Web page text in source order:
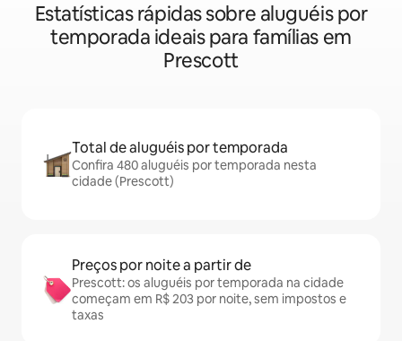
Estatísticas rápidas sobre aluguéis por
temporada ideais para famílias em
Prescott
Total de aluguéis por temporada
Confira 480 aluguéis por temporada nesta
cidade (Prescott)
Preços por noite a partir de
Prescott: os aluguéis por temporada na cidade
começam em R$ 203 por noite, sem impostos e
taxas